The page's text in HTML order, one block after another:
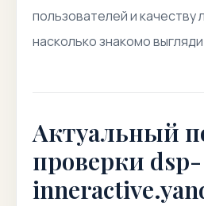
пользователей и качеству
насколько знакомо
Актуальный
проверки dsp-